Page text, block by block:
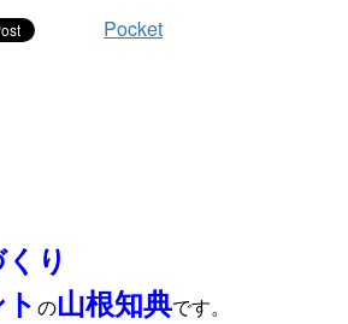
Pocket
り
の山根知典です。